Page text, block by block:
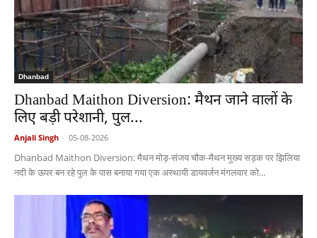
Dhanbad
Dhanbad Maithon Diversion: मैथन जाने वालों के
लिए बड़ी परेशानी, पुल...
Anjali Singh - 05-08-2026
Dhanbad Maithon Diversion: मैथन मोड़-संजय चौक-मैथन मुख्य सड़क पर झिलिया
नदी के ऊपर बन रहे पुल के पास बनाया गया एक अस्थायी डायवर्जन मंगलवार को...